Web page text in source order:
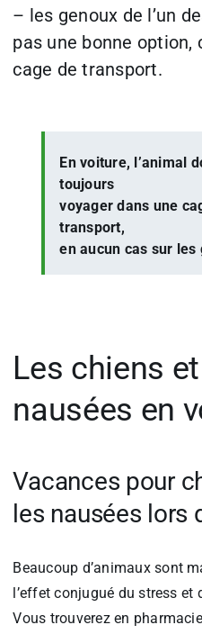
– les genoux de l’un
pas une bonne
cage de transport.
En voiture, l’animal
toujours
voyager dans une
transport,
en aucun cas sur les
Les chiens
nausées en
Vacances pour
les nausées lors
Beaucoup d’animaux sont
l’effet conjugué du stress
Vous trouverez en